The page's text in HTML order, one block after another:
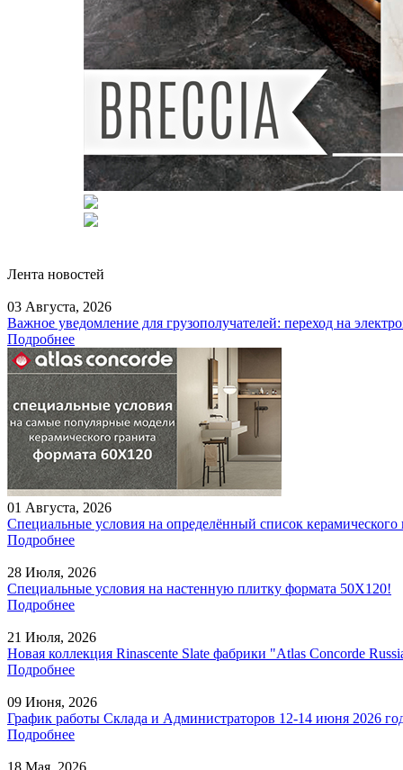
Лента новостей
03 Августа, 2026
Важное уведомление для грузополучателей: переход на
Подробнее
01 Августа, 2026
Специальные условия на определённый список
Подробнее
28 Июля, 2026
Специальные условия на настенную плитку формата 50Х120!
Подробнее
21 Июля, 2026
Новая коллекция Rinascente Slate фабрики "Atlas Concorde
Подробнее
09 Июня, 2026
График работы Склада и Администраторов 12-14 июня 2026
Подробнее
18 Мая, 2026